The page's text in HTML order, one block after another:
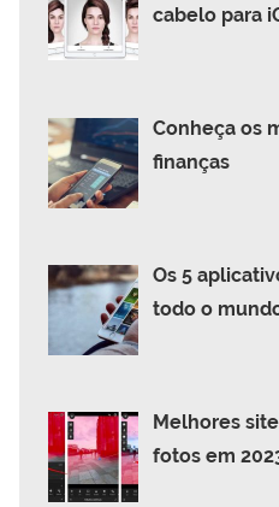
cabelo para
Conheça os
finanças
Os 5
todo o
Melhores
fotos em